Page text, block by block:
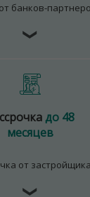
банков-
❯
до 48
месяцев
от застройщика
❯